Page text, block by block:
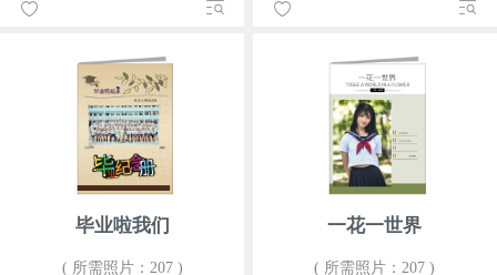
毕业啦我们
( 所需照片：207 )
一花一世界
( 所需照片：207 )